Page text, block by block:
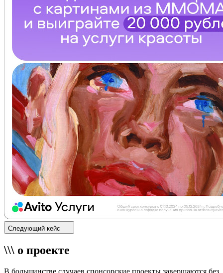
Следующий кейс
\\\ о проекте
В большинстве случаев спонсорские проекты завершаются без